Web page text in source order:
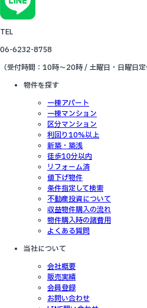
TEL
06-6232-8758
（受付時間：10時～20時 / 土曜日・日曜日定
物件を探す
一棟アパート
一棟マンション
区分マンション
利回り10%以上
新築・築浅
徒歩10分以内
リフォーム済
値下げ物件
条件指定して検索
不動産投資について
収益物件購入の流れ
物件購入時の諸費用
よくある質問
当社について
会社概要
販売実績
会員登録
お問い合わせ